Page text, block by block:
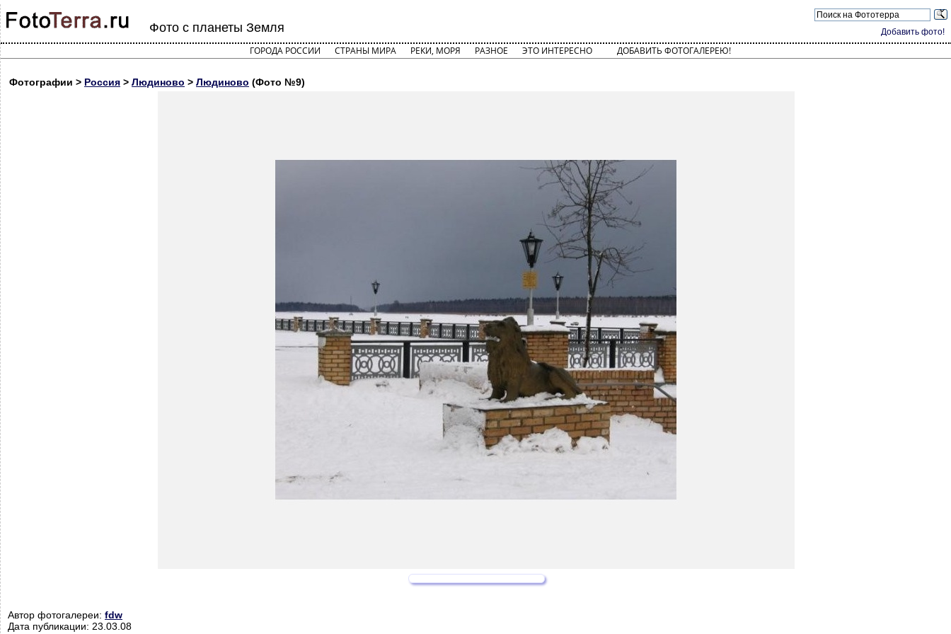
Добавить фото!
Фото с планеты Земля
ГОРОДА РОССИИ СТРАНЫ МИРА РЕКИ, МОРЯ РАЗНОЕ ЭТО ИНТЕРЕСНО ДОБАВИТЬ ФОТОГАЛЕРЕЮ!
Фотографии > Россия > Людиново > Людиново (Фото №9)
Автор фотогалереи: fdw
Дата публикации: 23.03.08